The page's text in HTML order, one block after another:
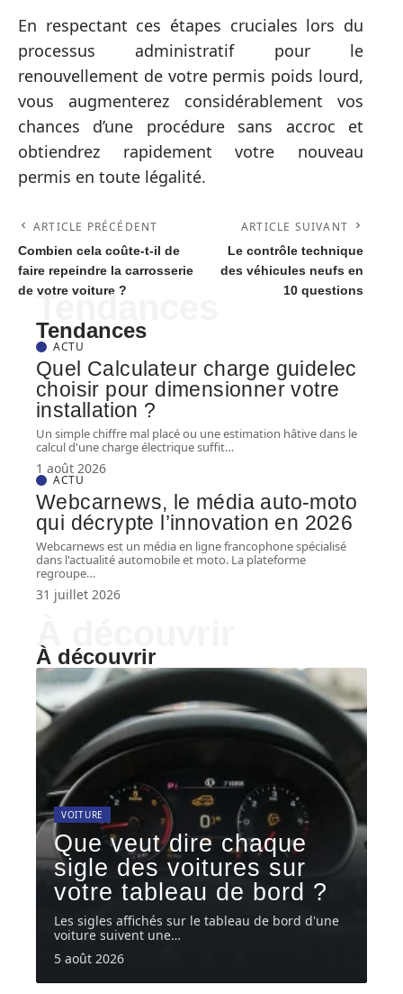
En respectant ces étapes cruciales lors du
processus administratif pour le
renouvellement de votre permis poids lourd,
vous augmenterez considérablement vos
chances d’une procédure sans accroc et
obtiendrez rapidement votre nouveau
permis en toute légalité.
ARTICLE PRÉCÉDENT
Combien cela coûte-t-il de
faire repeindre la carrosserie
de votre voiture ?
ARTICLE SUIVANT
Le contrôle technique
des véhicules neufs en
10 questions
Tendances
Tendances
ACTU
Quel Calculateur charge guidelec
choisir pour dimensionner votre
installation ?
Un simple chiffre mal placé ou une estimation hâtive dans le
calcul d'une charge électrique suffit…
1 août 2026
ACTU
Webcarnews, le média auto-moto
qui décrypte l’innovation en 2026
Webcarnews est un média en ligne francophone spécialisé
dans l'actualité automobile et moto. La plateforme
regroupe…
31 juillet 2026
À découvrir
VOITURE
Que veut dire chaque
sigle des voitures sur
votre tableau de bord ?
Les sigles affichés sur le tableau de bord d'une
voiture suivent une…
5 août 2026